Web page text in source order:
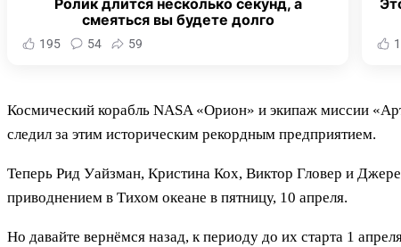
Ролик длится несколько секунд, а
смеяться вы будете долго
195 54 59
Космический корабль NASA «Орион» и экипаж миссии
следил за этим историческим рекордным предприятием.
Теперь Рид Уайзман, Кристина Кох, Виктор Гловер и
приводнением в Тихом океане в пятницу, 10 апреля.
Но давайте вернёмся назад, к периоду до их старта 1